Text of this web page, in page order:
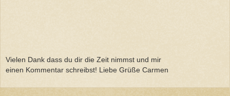
Vielen Dank dass du dir die Zeit nimmst und mir
einen Kommentar schreibst! Liebe Grüße Carmen